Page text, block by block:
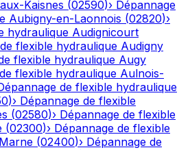
Kaisnes (02590)› Dépannage
Aubigny-en-Laonnois (02820)›
hydraulique Audignicourt
flexible hydraulique Audigny
flexible hydraulique Augy
flexible hydraulique Aulnois-
de flexible hydraulique
)› Dépannage de flexible
(02580)› Dépannage de flexible
(02300)› Dépannage de flexible
(02400)› Dépannage de